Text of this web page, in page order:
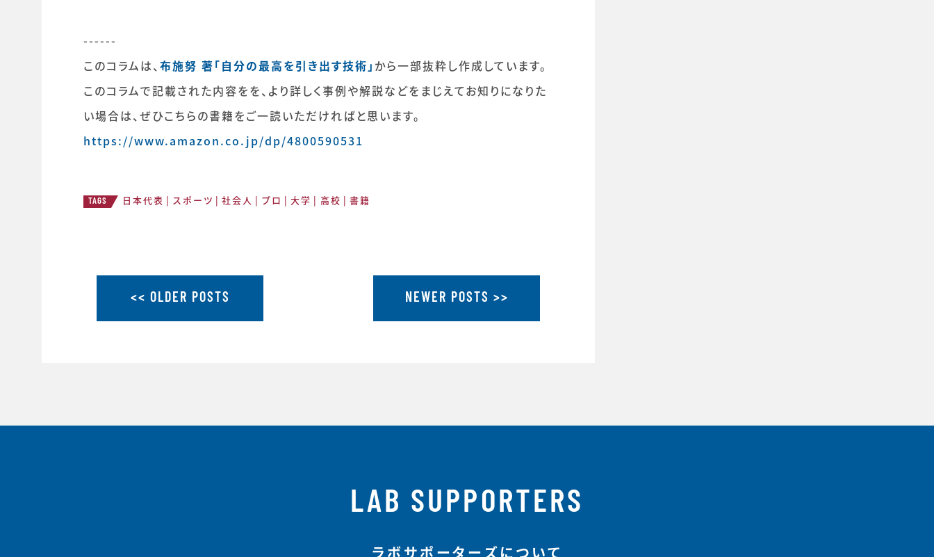
------
このコラムは、 布施努 著「自分の最高を引き出す技術」 から一部抜粋し作成しています。
このコラムで記載された内容をを、より詳しく事例や解説などをまじえてお知りになりた
い場合は、ぜひこちらの書籍をご一読いただければと思います。
https://www.amazon.co.jp/dp/4800590531
TAGS 日本代表 スポーツ 社会人 プロ 大学 高校 書籍
NEWER POSTS >>
<< OLDER POSTS
LAB SUPPORTERS
ラボサポーターズについて